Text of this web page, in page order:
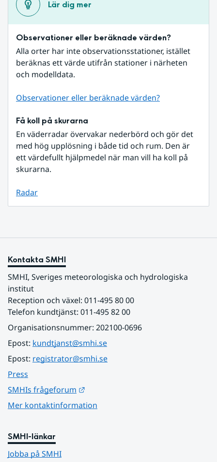
Lär dig mer
Observationer eller beräknade värden?
Alla orter har inte observationsstationer, istället
beräknas ett värde utifrån stationer i närheten
och modelldata.
Observationer eller beräknade värden?
Få koll på skurarna
En väderradar övervakar nederbörd och gör det
med hög upplösning i både tid och rum. Den är
ett värdefullt hjälpmedel när man vill ha koll på
skurarna.
Radar
Kontakta SMHI
SMHI, Sveriges meteorologiska och hydrologiska
institut
Reception och växel: 011-495 80 00
Telefon kundtjänst: 011-495 82 00
Organisationsnummer: 202100-0696
Epost: kundtjanst@smhi.se
Epost: registrator@smhi.se
Press
SMHIs frågeforum
Mer kontaktinformation
SMHI-länkar
Jobba på SMHI